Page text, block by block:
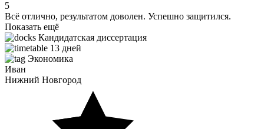
5
Всё отлично, результатом доволен. Успешно защитился.
Показать ещё
Кандидатская диссертация
13 дней
Экономика
Иван
Нижний Новгород